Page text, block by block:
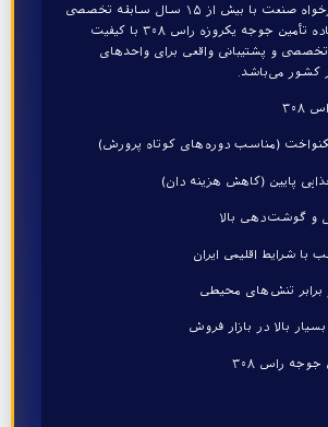
شرکت تعاونی مهرخواه صنعت با بیش از ۱۵ سال سابقه تخصصی
در حوزه طیور، آماده تأمین جوجه یکروزه راس ۳۰۸ با کیفیت
و پشتیبانی واقعی برای واحدهای
کشور می‌باشد.
(مناسب دوره‌های کوتاه پرورش)
پایین (کاهش هزینه دان)
و گوشت‌دهی بالا
با شرایط اقلیمی ایران
برابر تنش‌های محیطی
بالا در بازار فروش
راس ۳۰۸